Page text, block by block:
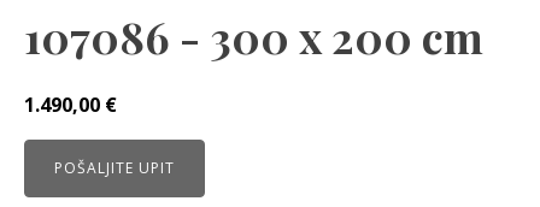
107086 - 300 x 200 cm
1.490,00 €
POŠALJITE UPIT